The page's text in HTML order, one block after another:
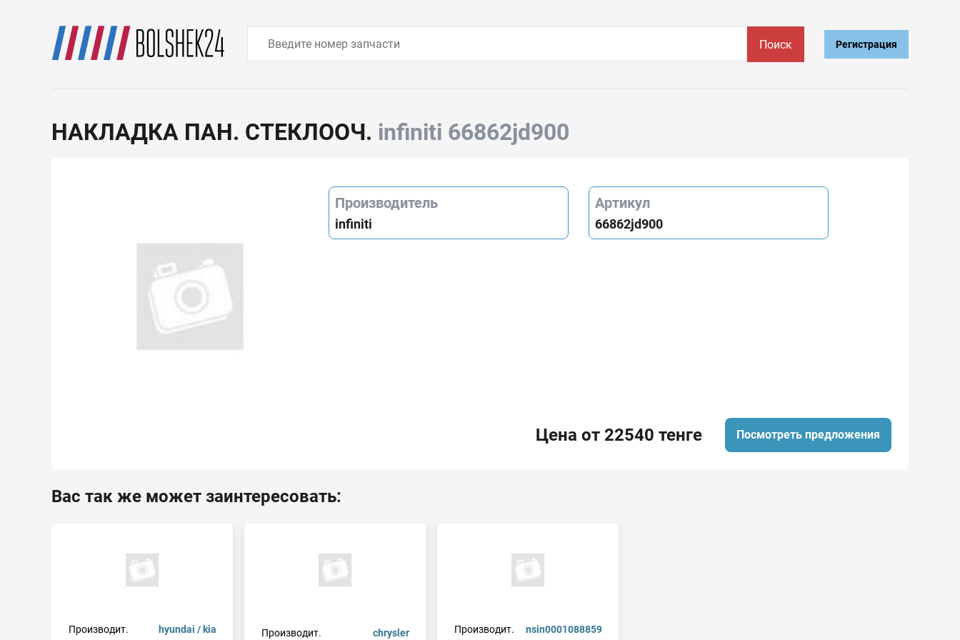
Поиск Регистрация
НАКЛАДКА ПАН. СТЕКЛООЧ. infiniti 66862jd900
Производитель
infiniti
Артикул
66862jd900
Цена от 22540 тенге Посмотреть предложения
Вас так же может заинтересовать:
Производит.
hyundai / kia
Производит.
chrysler
Производит.
nsin0001088859